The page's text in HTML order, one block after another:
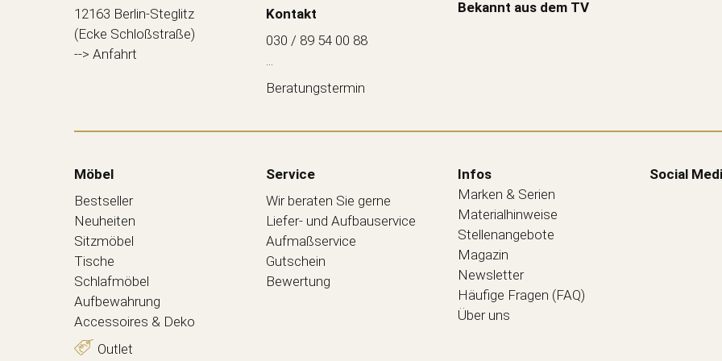
12163 Berlin-Steglitz
(Ecke Schloßstraße)
--> Anfahrt
Kontakt
030 / 89 54 00 88
...
Beratungstermin
Bekannt aus dem TV
Möbel
Bestseller
Neuheiten
Sitzmöbel
Tische
Schlafmöbel
Aufbewahrung
Accessoires & Deko
Outlet
Service
Wir beraten Sie gerne
Liefer- und Aufbauservice
Aufmaßservice
Gutschein
Bewertung
Infos
Marken & Serien
Materialhinweise
Stellenangebote
Magazin
Newsletter
Häufige Fragen (FAQ)
Über uns
Social